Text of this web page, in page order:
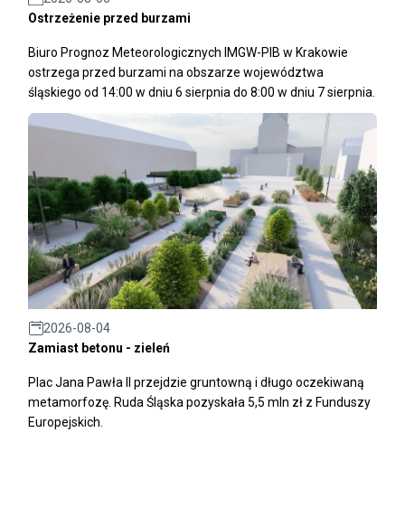
Ostrzeżenie przed burzami
Biuro Prognoz Meteorologicznych IMGW-PIB w Krakowie
ostrzega przed burzami na obszarze województwa
śląskiego od 14:00 w dniu 6 sierpnia do 8:00 w dniu 7 sierpnia.
2026-08-04
Zamiast betonu - zieleń
Plac Jana Pawła II przejdzie gruntowną i długo oczekiwaną
metamorfozę. Ruda Śląska pozyskała 5,5 mln zł z Funduszy
Europejskich.